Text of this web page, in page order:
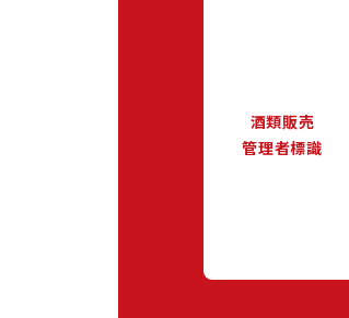
酒類販売
管理者標識